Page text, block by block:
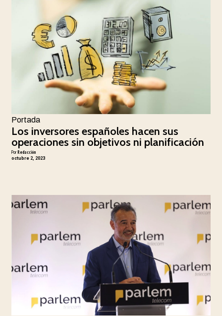
Portada
Los inversores españoles hacen sus
operaciones sin objetivos ni planificación
PorRedacción
octubre 2, 2023